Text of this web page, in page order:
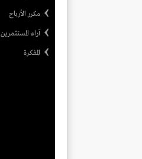
مكرر الأرباح
آراء المستثمرين
المفكرة